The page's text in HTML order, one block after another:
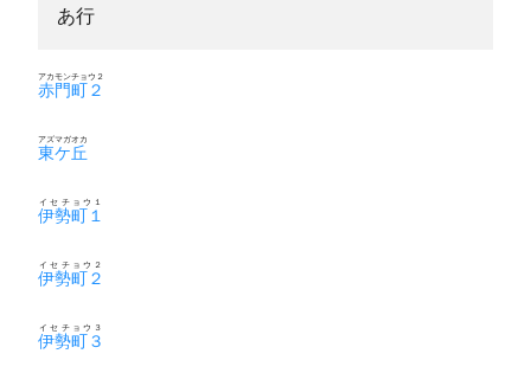
あ行
赤門町２
アカモンチョウ２
東ケ丘
アズマガオカ
伊勢町１
イセチョウ１
伊勢町２
イセチョウ２
伊勢町３
イセチョウ３